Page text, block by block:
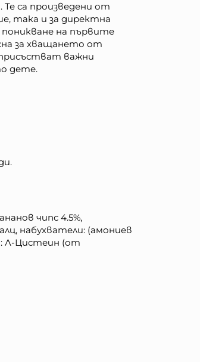
Те са произведени от
така и за директна
поникване на първите
за хващането от
важни
дете.
чипс 4.5%,
набухватели: (амониев
Л-Цистеин (от